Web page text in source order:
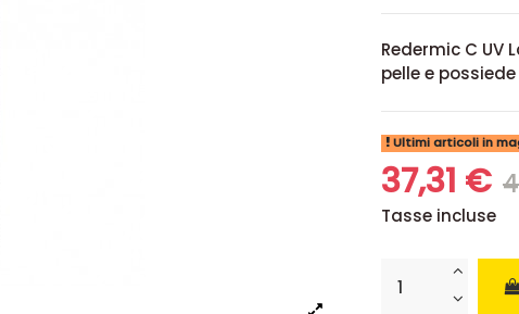
Redermic C
pelle e
Ultimi articoli in
37,31 €
Tasse incluse